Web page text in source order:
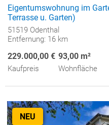
Eigentumswohnung im
Terrasse u. Garten)
51519 Odenthal
Entfernung: 16 km
229.000,00 €
Kaufpreis
93,00 m²
Wohnfläche
NEU